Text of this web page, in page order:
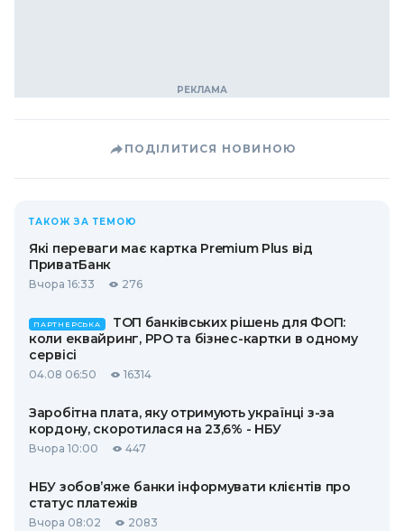
ПОДІЛИТИСЯ НОВИНОЮ
ТАКОЖ ЗА ТЕМОЮ
Які переваги має картка Premium Plus від
ПриватБанк
Вчора 16:33 276
ПАРТНЕРСЬКА
ТОП банківських рішень для ФОП:
коли еквайринг, РРО та бізнес-картки в одному
сервісі
04.08 06:50 16314
Заробітна плата, яку отримують українці з-за
кордону, скоротилася на 23,6% - НБУ
Вчора 10:00 447
НБУ зобов’яже банки інформувати клієнтів про
статус платежів
Вчора 08:02 2083